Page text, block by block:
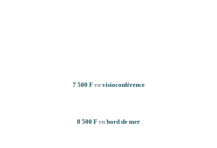
7 500 F envisioconférence
8 500 F en bord de mer